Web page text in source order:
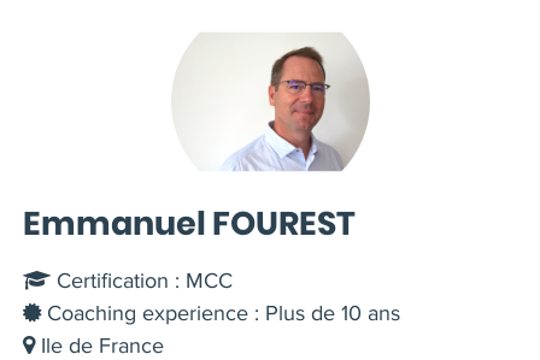
Emmanuel FOUREST
Certification : MCC
Coaching experience : Plus de 10 ans
Ile de France